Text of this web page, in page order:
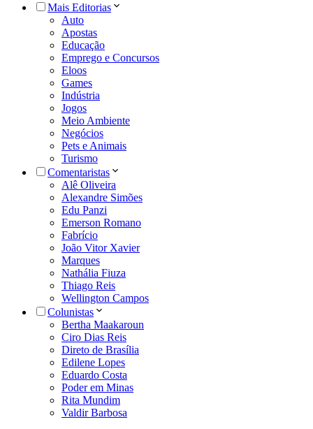
Mais Editorias
Auto
Apostas
Educação
Emprego e Concursos
Eloos
Games
Indústria
Jogos
Meio Ambiente
Negócios
Pets e Animais
Turismo
Comentaristas
Alê Oliveira
Alexandre Simões
Edu Panzi
Emerson Romano
Fabrício
João Vitor Xavier
Marques
Nathália Fiuza
Thiago Reis
Wellington Campos
Colunistas
Bertha Maakaroun
Ciro Dias Reis
Direto de Brasília
Edilene Lopes
Eduardo Costa
Poder em Minas
Rita Mundim
Valdir Barbosa